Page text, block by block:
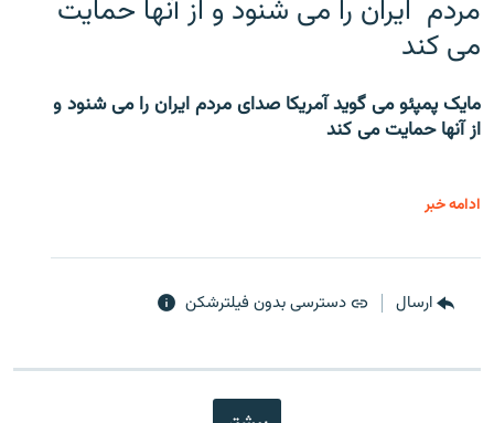
مردم ایران را می شنود و از آنها حمایت
می کند
مایک پمپئو می گوید آمریکا صدای مردم ایران را می شنود و
از آنها حمایت می کند
ادامه خبر
ارسال دسترسی بدون فیلترشکن